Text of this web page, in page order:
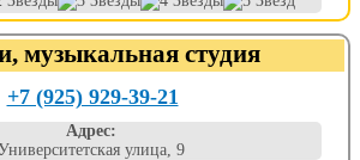
музыкальная студия
+7 (925) 929-39-21
Адрес:
улица, 9